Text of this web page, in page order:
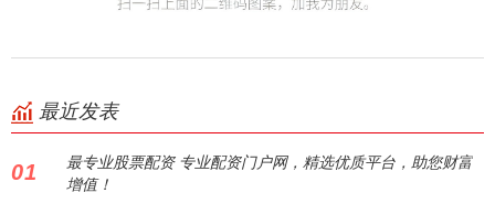
最近发表
01
最专业股票配资 专业配资门户网，精选优质平台，助您财富
增值！